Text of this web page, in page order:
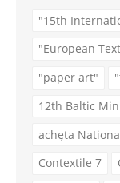
"15th
"European
"paper art"
12th Baltic
achęta
Contextile 7